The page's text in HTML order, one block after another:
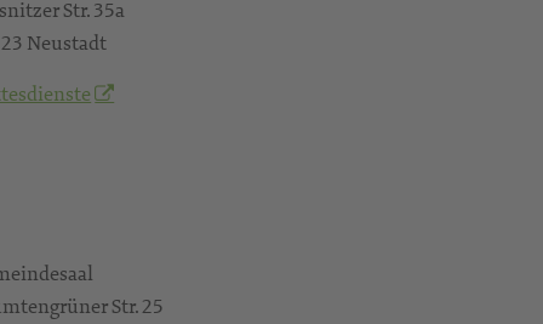
Str. 35a
Neustadt
Str. 25